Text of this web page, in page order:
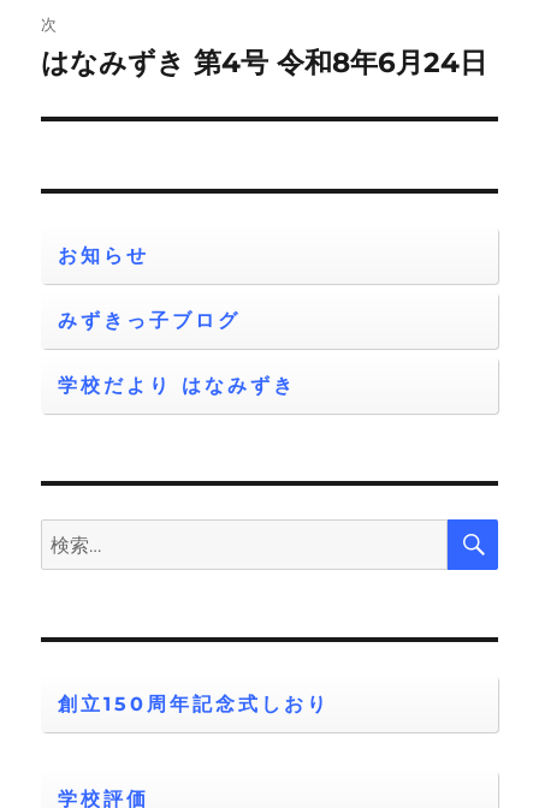
ビ
ゲ
ー
ン
稿:
次
次
投
はなみずき 第4号 令和8年6月24日
お知らせ
みずきっ子ブログ
学校だより はなみずき
検
索:
検
創立150周年記念式しおり
学校評価